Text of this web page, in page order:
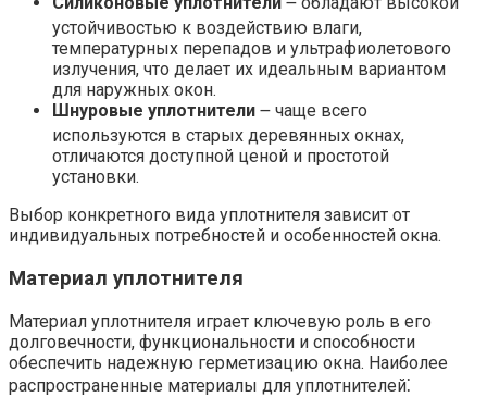
устойчивостью к воздействию влаги,
температурных перепадов и ультрафиолетового
излучения, что делает их идеальным вариантом
для наружных окон.
Шнуровые уплотнители ౼ чаще всего
используются в старых деревянных окнах,
отличаются доступной ценой и простотой
установки.
Выбор конкретного вида уплотнителя зависит от
индивидуальных потребностей и особенностей окна.
Материал уплотнителя
Материал уплотнителя играет ключевую роль в его
долговечности, функциональности и способности
обеспечить надежную герметизацию окна. Наиболее
распространенные материалы для уплотнителей⁚